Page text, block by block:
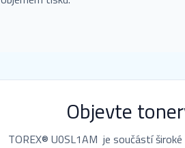
Objevte
TOREX® U0SL1AM je součástí